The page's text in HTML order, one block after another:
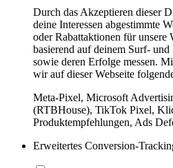
Durch das Akzeptieren dieser
deine Interessen abgestimmte
oder Rabattaktionen für unsere
basierend auf deinem Surf-
sowie deren Erfolge messen.
wir auf dieser Webseite
Meta-Pixel, Microsoft
(RTBHouse), TikTok Pixel,
Produktempfehlungen, Ads
Erweitertes Conversion-